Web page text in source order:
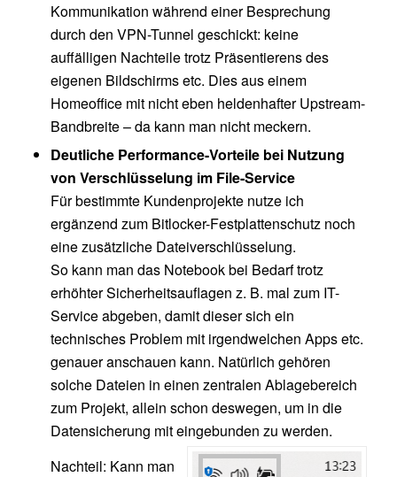
Kommunikation während einer Besprechung
durch den VPN-Tunnel geschickt: keine
auffälligen Nachteile trotz Präsentierens des
eigenen Bildschirms etc. Dies aus einem
Homeoffice mit nicht eben heldenhafter Upstream-
Bandbreite – da kann man nicht meckern.
Deutliche Performance-Vorteile bei Nutzung
von Verschlüsselung im File-Service
Für bestimmte Kundenprojekte nutze ich
ergänzend zum Bitlocker-Festplattenschutz noch
eine zusätzliche Dateiverschlüsselung.
So kann man das Notebook bei Bedarf trotz
erhöhter Sicherheitsauflagen z. B. mal zum IT-
Service abgeben, damit dieser sich ein
technisches Problem mit irgendwelchen Apps etc.
genauer anschauen kann. Natürlich gehören
solche Dateien in einen zentralen Ablagebereich
zum Projekt, allein schon deswegen, um in die
Datensicherung mit eingebunden zu werden.
Nachteil: Kann man